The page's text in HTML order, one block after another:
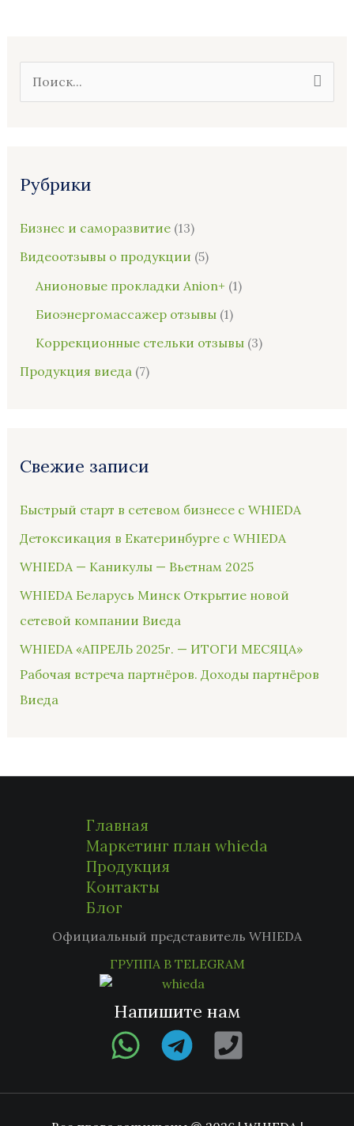
к
Рубрики
Бизнес и саморазвитие(13)
Видеоотзывы о продукции (5)
Анионовые прокладки Anion+ (1)
Биоэнергомассажер отзывы(1)
Коррекционные стельки отзывы(3)
Продукция виеда (7)
Свежие записи
Быстрый старт в сетевом бизнесе с WHIEDA
Детоксикация в Екатеринбурге с WHIEDA
WHIEDA — Каникулы — Вьетнам 2025
WHIEDA Беларусь Минск Открытие новой
сетевой компании Виеда
WHIEDA «АПРЕЛЬ 2025г. — ИТОГИ МЕСЯЦА»
Рабочая встреча партнёров. Доходы партнёров
Виеда
Главная
Маркетинг план whieda
Продукция
Контакты
Блог
Официальный представитель WHIEDA
ГРУППА В TELEGRAM
Напишите нам